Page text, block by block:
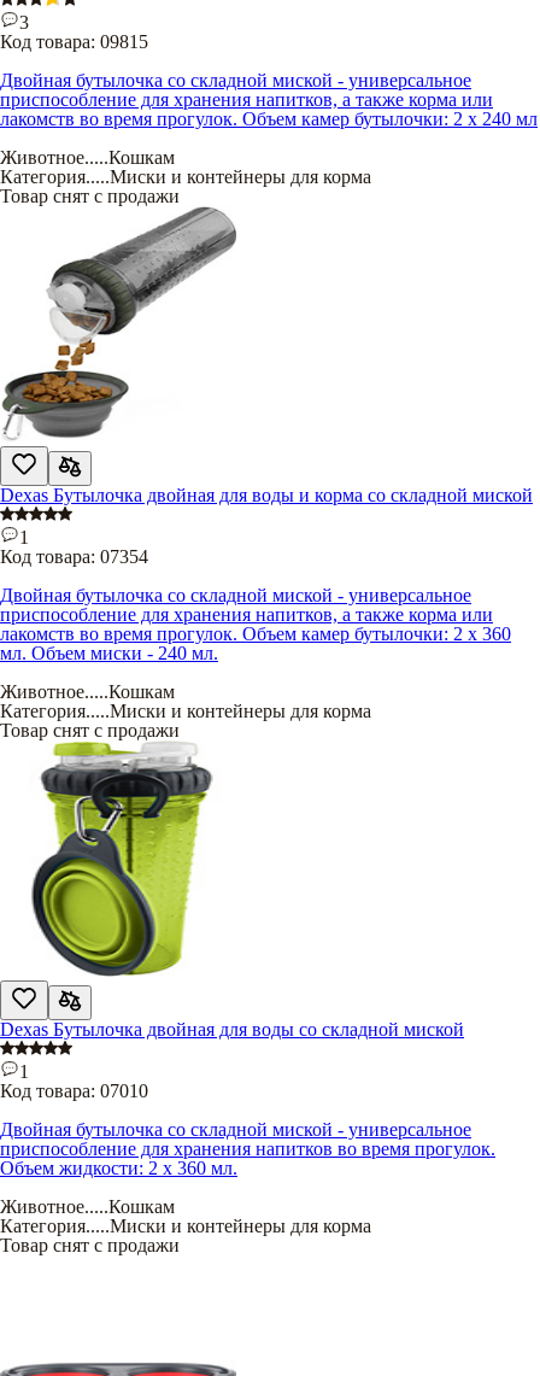
3
Код товара: 09815
Двойная бутылочка со складной миской - универсальное
приспособление для хранения напитков, а также корма или
лакомств во время прогулок. Объем камер бутылочки: 2 х 240 мл
Животное.....Кошкам
Категория.....Миски и контейнеры для корма
Товар снят с продажи
Dexas Бутылочка двойная для воды и корма со складной миской
1
Код товара: 07354
Двойная бутылочка со складной миской - универсальное
приспособление для хранения напитков, а также корма или
лакомств во время прогулок. Объем камер бутылочки: 2 х 360
мл. Объем миски - 240 мл.
Животное.....Кошкам
Категория.....Миски и контейнеры для корма
Товар снят с продажи
Dexas Бутылочка двойная для воды со складной миской
1
Код товара: 07010
Двойная бутылочка со складной миской - универсальное
приспособление для хранения напитков во время прогулок.
Объем жидкости: 2 х 360 мл.
Животное.....Кошкам
Категория.....Миски и контейнеры для корма
Товар снят с продажи